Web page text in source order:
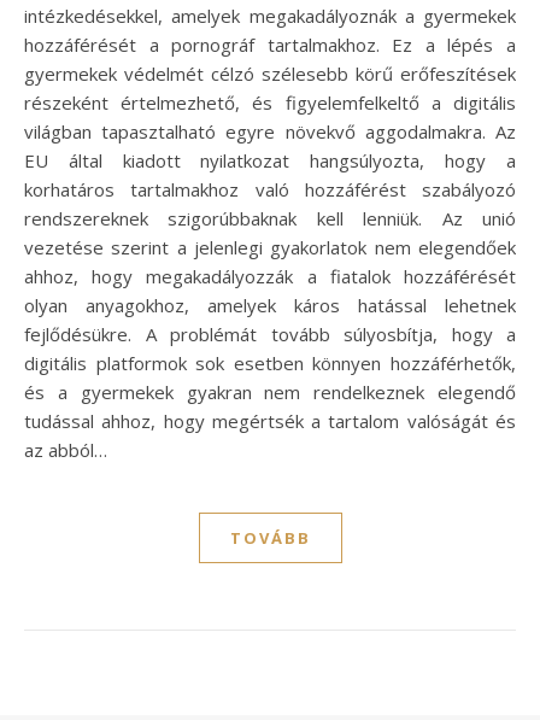
intézkedésekkel, amelyek megakadályoznák a gyermekek
hozzáférését a pornográf tartalmakhoz. Ez a lépés a
gyermekek védelmét célzó szélesebb körű erőfeszítések
részeként értelmezhető, és figyelemfelkeltő a digitális
világban tapasztalható egyre növekvő aggodalmakra. Az
EU által kiadott nyilatkozat hangsúlyozta, hogy a
korhatáros tartalmakhoz való hozzáférést szabályozó
rendszereknek szigorúbbaknak kell lenniük. Az unió
vezetése szerint a jelenlegi gyakorlatok nem elegendőek
ahhoz, hogy megakadályozzák a fiatalok hozzáférését
olyan anyagokhoz, amelyek káros hatással lehetnek
fejlődésükre. A problémát tovább súlyosbítja, hogy a
digitális platformok sok esetben könnyen hozzáférhetők,
és a gyermekek gyakran nem rendelkeznek elegendő
tudással ahhoz, hogy megértsék a tartalom valóságát és
az abból…
TOVÁBB